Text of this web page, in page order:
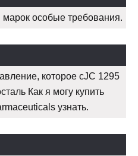
особые требования.
которое cJC 1295
Как я могу купить
узнать.